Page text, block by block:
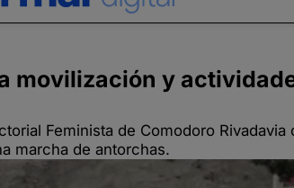
movilización y
Feminista de Comodoro Rivadavia
marcha de antorchas.